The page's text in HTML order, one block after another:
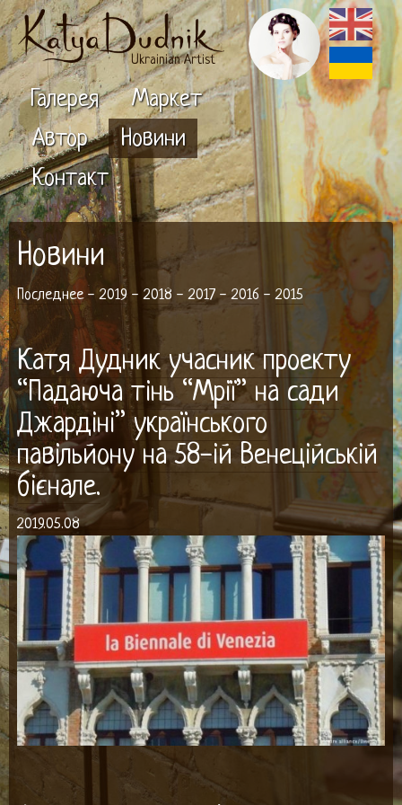
Ukrainian Artist
Галерея
Маркет
Автор
Новини
Контакт
Новини
Последнее-2019 -2018 -2017-2016 -2015
Катя Дудник учасник проекту
“Падаюча тінь “Мрії” на сади
Джардіні” українського
павільйону на 58-ій Венеційській
бієнале.
2019.05.08